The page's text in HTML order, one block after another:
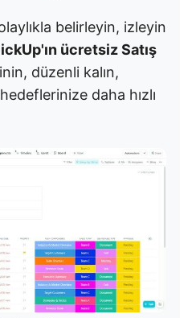
belirleyin, izleyin
ücretsiz Satış
düzenli kalın,
daha hızlı